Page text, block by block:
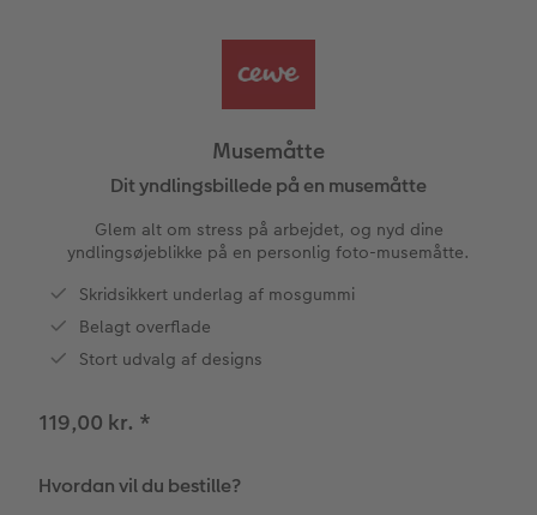
CEWE FOTOBOG Color pop
Mindelomme
Tilbehør
Forstørrelse på fotopapir
Fotoklistermærker
Tilbehør
Billede på aluminiumsplade
Billede på akrylglas
Billede på træ
Fotoplakat med kort
Fotoplakat med plakatliste
hexxas
Fotomagneter
Art prints
Fyld-selv gaveæske
Mobilcovers
CEWE Gavekort
Design selv
Foldekort
Postkort
Kort med fotoindstik
Bordkort
Direkte forsendelse
Valgmuligheder
Tilbehør
Musemåtte
Dit yndlingsbillede på en musemåtte
Glem alt om stress på arbejdet, og nyd dine
yndlingsøjeblikke på en personlig foto-musemåtte.
Skridsikkert underlag af mosgummi
Belagt overflade
Stort udvalg af designs
119,00 kr. *
Hvordan vil du bestille?